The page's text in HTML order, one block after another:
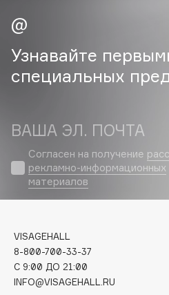
Cadence
Carbon Theory
Carmex
Catrice
Cettua
Chupa Chups
Clarette
Clarins Precious
Clive Christian
Узнавайте
специальных
ВАША ЭЛ. ПОЧТА
Согласен на получение
рекламно-информационных
материалов
VISAGEHALL
8-800-700-33-37
C 9:00 ДО 21:00
INFO@VISAGEHALL.RU